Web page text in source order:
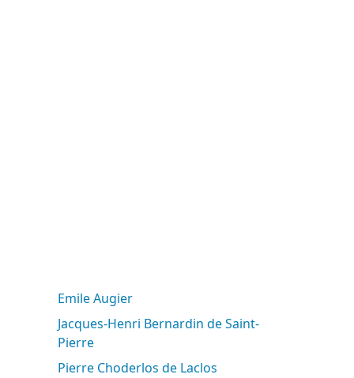
Emile Augier
Jacques-Henri Bernardin de Saint-
Pierre
Pierre Choderlos de Laclos